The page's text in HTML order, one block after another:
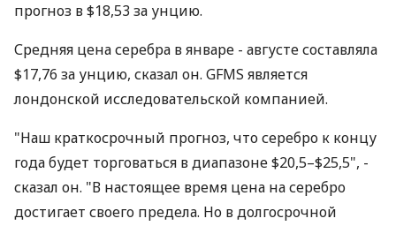
прогноз в $18,53 за унцию.
Средняя цена серебра в январе - августе составляла
$17,76 за унцию, сказал он. GFMS является
лондонской исследовательской компанией.
"Наш краткосрочный прогноз, что серебро к концу
года будет торговаться в диапазоне $20,5–$25,5", -
сказал он. "В настоящее время цена на серебро
достигает своего предела. Но в долгосрочной